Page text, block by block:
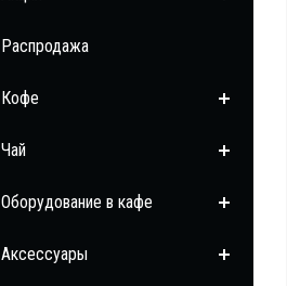
Распродажа
Кофе
Чай
Оборудование в кафе
Аксессуары